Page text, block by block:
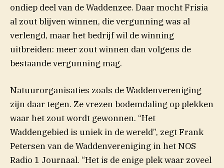
ondiep deel van de Waddenzee. Daar mocht Frisia
al zout blijven winnen, die vergunning was al
verlengd, maar het bedrijf wil de winning
uitbreiden: meer zout winnen dan volgens de
bestaande vergunning mag.
Natuurorganisaties zoals de Waddenvereniging
zijn daar tegen. Ze vrezen bodemdaling op plekken
waar het zout wordt gewonnen. “Het
Waddengebied is uniek in de wereld”, zegt Frank
Petersen van de Waddenvereniging in het NOS
Radio 1 Journaal. “Het is de enige plek waar zoveel